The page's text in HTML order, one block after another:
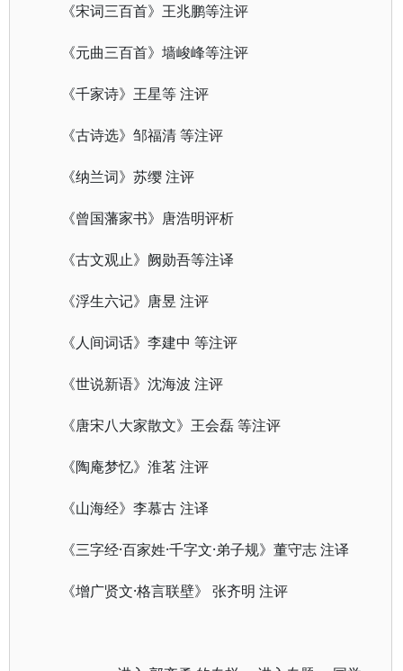
《宋词三百首》王兆鹏等注评
《元曲三百首》墙峻峰等注评
《千家诗》王星等 注评
《古诗选》邹福清 等注评
《纳兰词》苏缨 注评
《曾国藩家书》唐浩明评析
《古文观止》阙勋吾等注译
《浮生六记》唐昱 注评
《人间词话》李建中 等注评
《世说新语》沈海波 注评
《唐宋八大家散文》王会磊 等注评
《陶庵梦忆》淮茗 注评
《山海经》李慕古 注译
《三字经·百家姓·千字文·弟子规》董守志 注译
《增广贤文·格言联壁》 张齐明 注评